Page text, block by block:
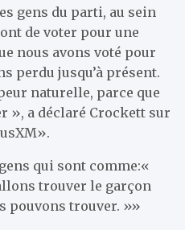
gens du parti, au sein
de voter pour une
nous avons voté pour
perdu jusqu’à présent.
naturelle, parce que
», a déclaré Crockett sur
qui sont comme:«
trouver le garçon
pouvons trouver. »»